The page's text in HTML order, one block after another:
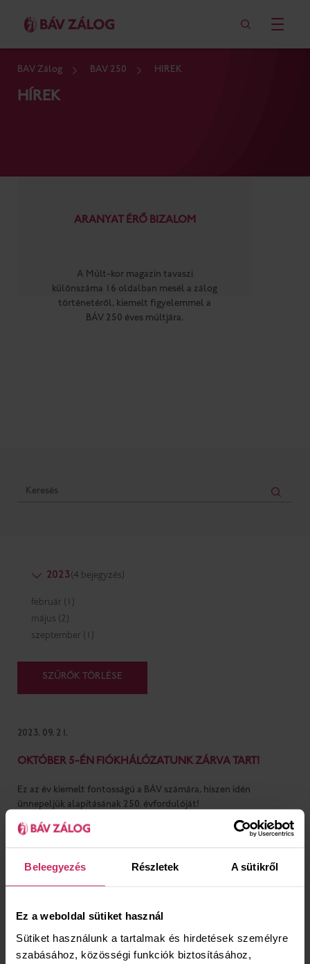
Beleegyezés Részletek A sütikről
Ez a weboldal sütiket használ
Sütiket használunk a tartalmak és hirdetések személyre
szabásához, közösségi funkciók biztosításához,
BÁV Zálog BÁV 250 HÍREK
HÍREK
ARANYAT ÉRŐ BIZALOM
A Múlt-kor magazin tavaszi
különszáma 16 oldalban mesél a zálog
történetéről, kiemelt figyelemmel a
BÁV 250 éves múltjára.
2023(4 bejegyzés)
február (1)
május (2)
szeptember (1)
SZŰRŐK TÖRLÉSE
2023. 09. 21.
OKTÓBER 5-ÉN FIÓKHÁLÓZATUNK ZÁRVA TART!
Ez az év kiemelt fontosságú a BÁV számára, hiszen idén
ünnepeljük alapításának 250. évfordulóját!